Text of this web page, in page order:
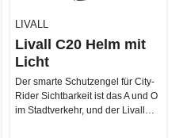
LIVALL
Livall C20 Helm mit
Licht
Der smarte Schutzengel für City-
Rider Sichtbarkeit ist das A und O
im Stadtverkehr, und der Livall